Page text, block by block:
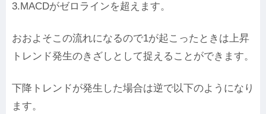
3.MACDがゼロラインを超えます。
おおよそこの流れになるので1が起こったときは上昇
トレンド発生のきざしとして捉えることができます。
下降トレンドが発生した場合は逆で以下のようになり
ます。